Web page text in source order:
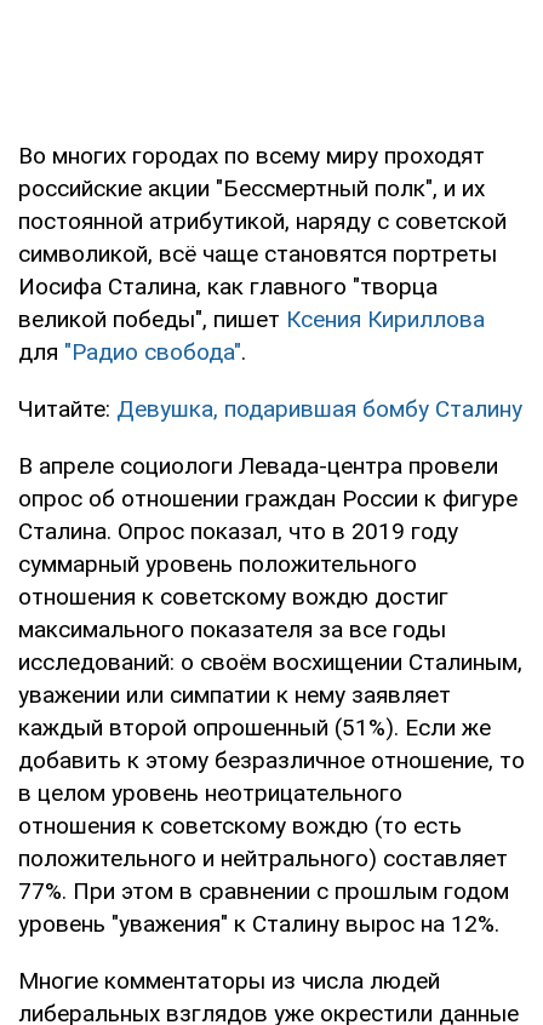
Во многих городах по всему миру проходят
российские акции "Бессмертный полк", и их
постоянной атрибутикой, наряду с советской
символикой, всё чаще становятся портреты
Иосифа Сталина, как главного "творца
великой победы", пишет Ксения Кириллова
для "Радио свобода".
Читайте: Девушка, подарившая бомбу Сталину
В апреле социологи Левада-центра провели
опрос об отношении граждан России к фигуре
Сталина. Опрос показал, что в 2019 году
суммарный уровень положительного
отношения к советскому вождю достиг
максимального показателя за все годы
исследований: о своём восхищении Сталиным,
уважении или симпатии к нему заявляет
каждый второй опрошенный (51%). Если же
добавить к этому безразличное отношение, то
в целом уровень неотрицательного
отношения к советскому вождю (то есть
положительного и нейтрального) составляет
77%. При этом в сравнении с прошлым годом
уровень "уважения" к Сталину вырос на 12%.
Многие комментаторы из числа людей
либеральных взглядов уже окрестили данные